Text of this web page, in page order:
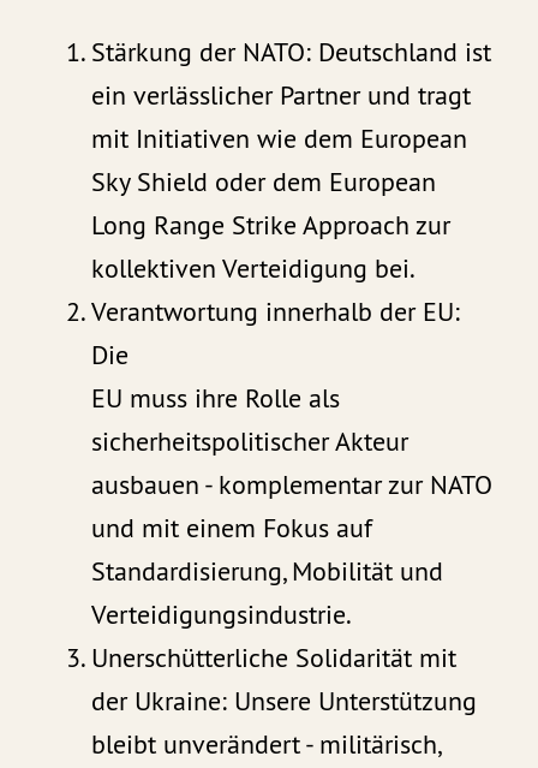
Stärkung der NATO: Deutschland ist
ein verlässlicher Partner und tragt
mit Initiativen wie dem European
Sky Shield oder dem European
Long Range Strike Approach zur
kollektiven Verteidigung bei.
Verantwortung innerhalb der EU:
Die
EU muss ihre Rolle als
sicherheitspolitischer Akteur
ausbauen - komplementar zur NATO
und mit einem Fokus auf
Standardisierung, Mobilität und
Verteidigungsindustrie.
Unerschütterliche Solidarität mit
der Ukraine: Unsere Unterstützung
bleibt unverändert - militärisch,